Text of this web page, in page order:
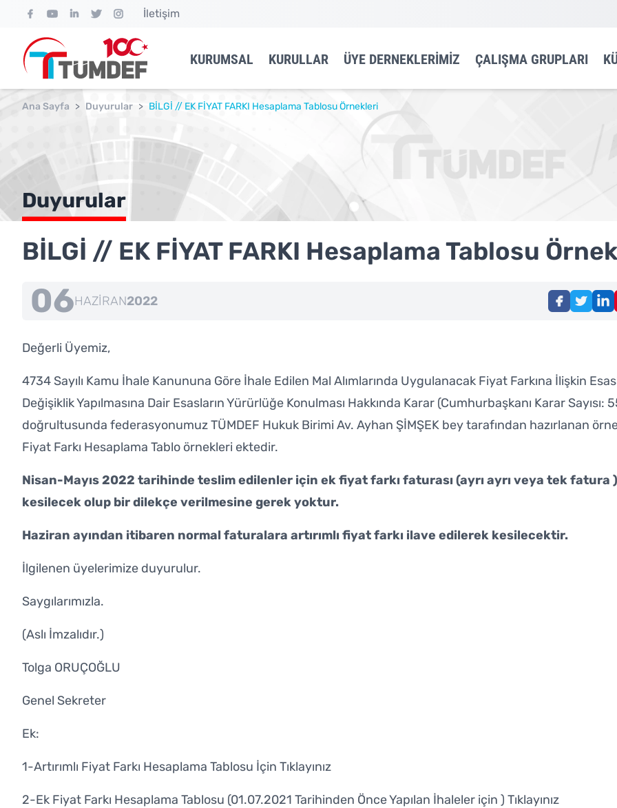
İletişim
KURUMSAL KURULLAR ÜYE DERNEKLERIMIZ ÇALIŞMA GRUPLARI
Ana Sayfa > Duyurular > BİLGİ // EK FİYAT FARKI Hesaplama Tablosu Örnekleri
Duyurular
BİLGİ // EK FİYAT FARKI Hesaplama Tablosu
06HAZIRAN2022
Değerli Üyemiz,
4734 Sayılı Kamu İhale Kanununa Göre İhale Edilen Mal Alımlarında Uygulanacak Fiyat Farkına İlişkin
Değişiklik Yapılmasına Dair Esasların Yürürlüğe Konulması Hakkında Karar (Cumhurbaşkanı Karar Sayısı:
doğrultusunda federasyonumuz TÜMDEF Hukuk Birimi Av. Ayhan ŞİMŞEK bey tarafından hazırlanan
Fiyat Farkı Hesaplama Tablo örnekleri ektedir.
Nisan-Mayıs 2022 tarihinde teslim edilenler için ek fiyat farkı faturası (ayrı ayrı veya tek fatura
kesilecek olup bir dilekçe verilmesine gerek yoktur.
Haziran ayından itibaren normal faturalara artırımlı fiyat farkı ilave edilerek kesilecektir.
İlgilenen üyelerimize duyurulur.
Saygılarımızla.
(Aslı İmzalıdır.)
Tolga ORUÇOĞLU
Genel Sekreter
Ek:
1-Artırımlı Fiyat Farkı Hesaplama Tablosu İçin Tıklayınız
2-Ek Fiyat Farkı Hesaplama Tablosu (01.07.2021 Tarihinden Önce Yapılan İhaleler için ) Tıklayınız